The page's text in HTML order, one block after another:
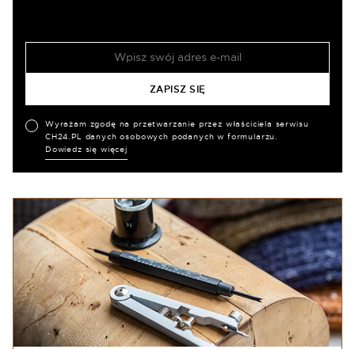
Wyrażam zgodę na przetwarzanie przez właściciela serwisu
CH24.PL danych osobowych podanych w formularzu.
Dowiedz się więcej